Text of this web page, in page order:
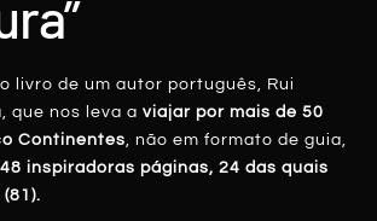
PORTUGAL
livro de um autor português, Rui
que nos leva aviajar por mais de 50
Continentes, não em formato de guia,
inspiradoras páginas, 24 das quais